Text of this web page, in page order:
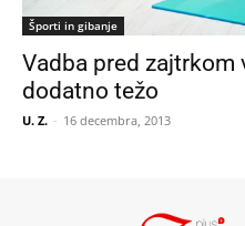
Športi in gibanje
Vadba pred zajtrkom
dodatno težo
U. Z. - 16 decembra, 2013